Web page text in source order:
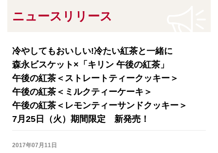
ニュースリリース
冷やしてもおいしい!冷たい紅茶と一緒に
森永ビスケット×「キリン 午後の紅茶」
午後の紅茶＜ストレートティークッキー＞
午後の紅茶＜ミルクティーケーキ＞
午後の紅茶＜レモンティーサンドクッキー＞
7月25日（火）期間限定 新発売！
2017年07月11日